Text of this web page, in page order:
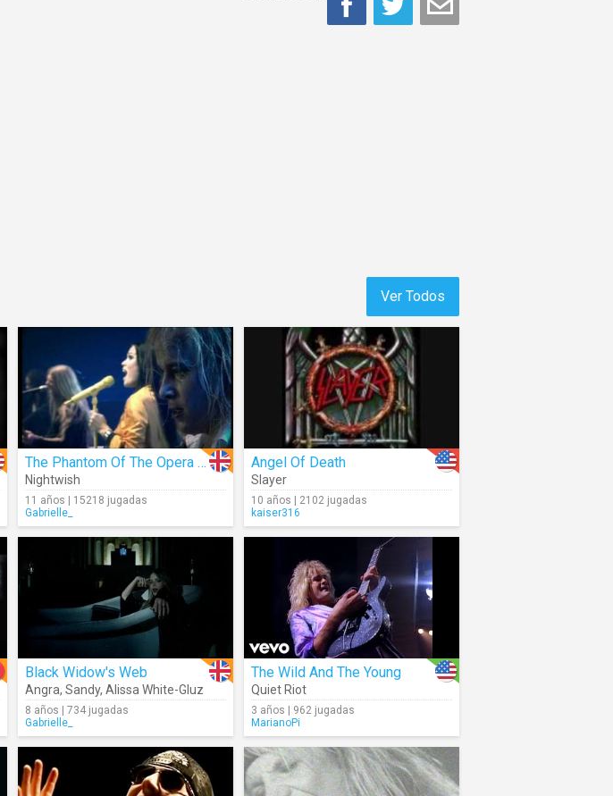
Ver Todos
The Phantom Of The Opera (Live)
Nightwish
11 años | 15218 jugadas
Gabrielle_
Angel Of Death
Slayer
10 años | 2102 jugadas
kaiser316
Black Widow's Web
Angra, Sandy, Alissa White-Gluz
8 años | 734 jugadas
Gabrielle_
The Wild And The Young
Quiet Riot
3 años | 962 jugadas
MarianoPi